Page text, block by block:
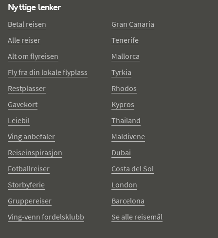
Nyttige lenker
Betal reisen
Alle reiser
Alt om flyreisen
Fly fra din lokale flyplass
Restplasser
Gavekort
Leiebil
Ving anbefaler
Reiseinspirasjon
Fotballreiser
Storbyferie
Gruppereiser
Ving-venn fordelsklubb
Gran Canaria
Tenerife
Mallorca
Tyrkia
Rhodos
Kypros
Thailand
Maldivene
Dubai
Costa del Sol
London
Barcelona
Se alle reisemål